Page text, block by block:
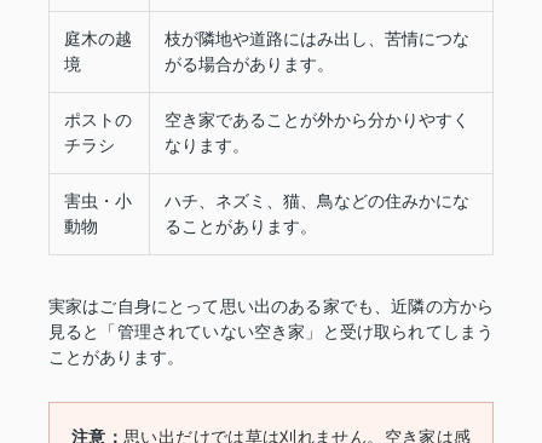
庭木の越
境
枝が隣地や道路にはみ出し、苦情につな
がる場合があります。
ポストの
チラシ
空き家であることが外から分かりやすく
なります。
害虫・小
動物
ハチ、ネズミ、猫、鳥などの住みかにな
ることがあります。
実家はご自身にとって思い出のある家でも、近隣の方から
見ると「管理されていない空き家」と受け取られてしまう
ことがあります。
注意： 思い出だけでは草は刈れません。空き家は感